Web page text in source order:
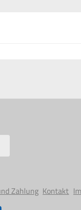
Zahlung Kontakt